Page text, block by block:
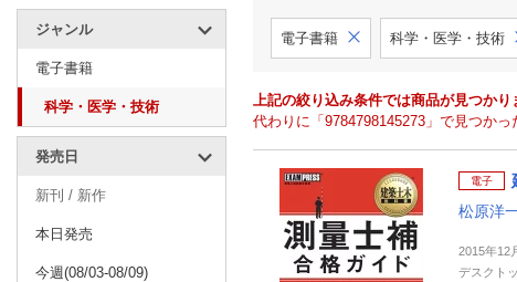
ジャンル
電子書籍
科学・医学・技術
発売日
新刊 / 新作
本日発売
今週(08/03-08/09)
電子書籍 科学・医学・技術
上記の絞り込み条件では商品が見つかり
代わりに「9784798145273」で見つか
電子
松原洋
2015年12
デスクト